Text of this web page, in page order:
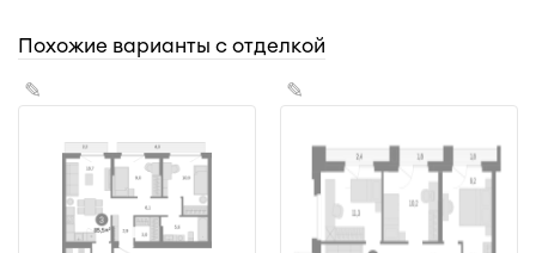
Похожие варианты с отделкой
✎ ✎